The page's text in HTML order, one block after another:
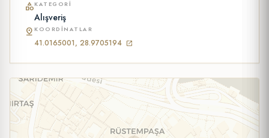
categoryKATEGORI
Alışveriş
pin_drop KOORDINATLAR
41.0165001, 28.9705194 open_in_new